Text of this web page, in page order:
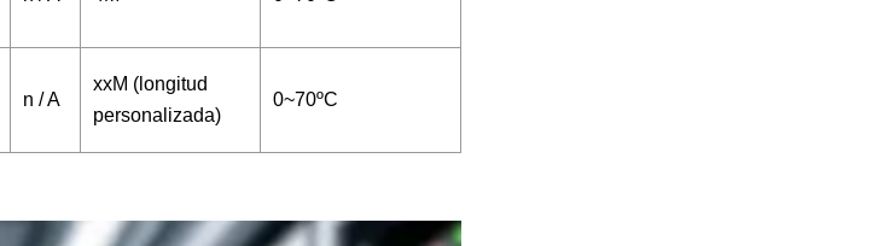
n / A
xxM (longitud
personalizada)
0~70ºC